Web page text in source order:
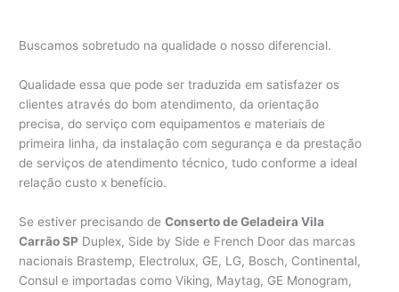
Buscamos sobretudo na qualidade o nosso diferencial.
Qualidade essa que pode ser traduzida em satisfazer os
clientes através do bom atendimento, da orientação
precisa, do serviço com equipamentos e materiais de
primeira linha, da instalação com segurança e da prestação
de serviços de atendimento técnico, tudo conforme a ideal
relação custo x benefício.
Se estiver precisando deConserto de Geladeira Vila
Carrão SP Duplex, Side by Side e French Door das marcas
nacionais Brastemp, Electrolux, GE, LG, Bosch, Continental,
Consul e importadas como Viking, Maytag, GE Monogram,